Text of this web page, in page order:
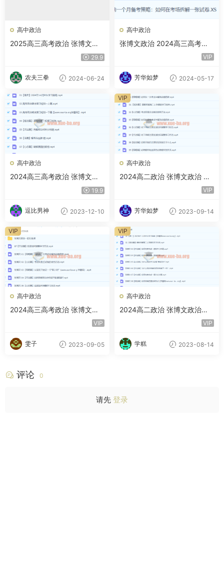
高中政治
2025高三高考政治 张博文政
治全年 一轮二轮暑假班秋季班
寒假班春季班 百度网盘
29.9
农夫三拳 2024-06-24
高中政治
张博文政治 2024高三高考政
VIP
芳华如梦 2024-05-17
高中政治
2024高三高考政治 张博文政
19.9
逗比男神 2023-12-10
高中政治
2024高二政治 张博文政治 秋
VIP
芳华如梦 2023-09-14
VIP
高中政治
2024高三高考政治 张博文政
VIP
雯子 2023-09-05
VIP
高中政治
2024高二政治 张博文政治
VIP
学糕 2023-08-14
VIP
评论 0
请先 登录